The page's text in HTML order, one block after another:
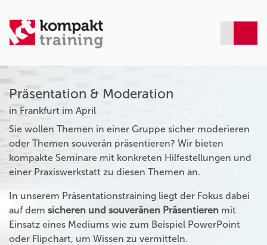
Präsentation & Moderation
in Frankfurt im April
Sie wollen Themen in einer Gruppe sicher moderieren
oder Themen souverän präsentieren? Wir bieten
kompakte Seminare mit konkreten Hilfestellungen und
einer Praxiswerkstatt zu diesen Themen an.
In unserem Präsentationstraining liegt der Fokus dabei
auf dem sicheren und souveränen Präsentieren mit
Einsatz eines Mediums wie zum Beispiel PowerPoint
oder Flipchart, um Wissen zu vermitteln.